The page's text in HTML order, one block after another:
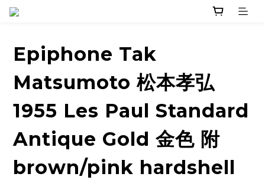
Epiphone Tak
Matsumoto 松本孝弘
1955 Les Paul Standard
Antique Gold 金色 附
brown/pink hardshell